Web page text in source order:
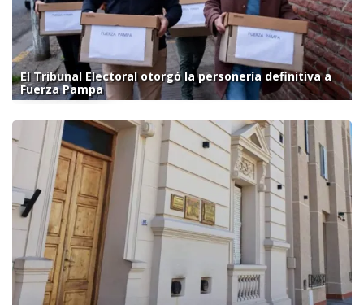
El Tribunal Electoral otorgó la personería definitiva a
Fuerza Pampa